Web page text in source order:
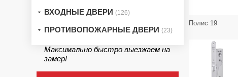
ВХОДНЫЕ ДВЕРИ (126)
ПРОТИВОПОЖАРНЫЕ ДВЕРИ (23)
Максимально быстро выезжаем на
замер!
Полис 19